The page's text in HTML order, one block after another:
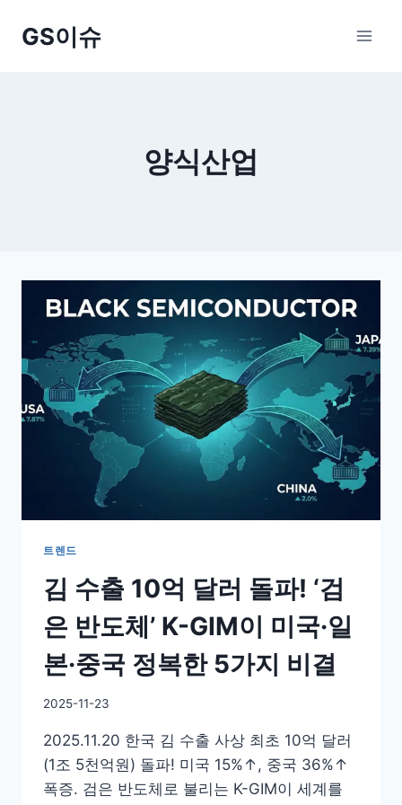
GS이슈
양식산업
트렌드
김 수출 10억 달러 돌파! ‘검
은 반도체’ K-GIM이 미국·일
본·중국 정복한 5가지 비결
By
이
슈
2025-11-23
2025.11.20 한국 김 수출 사상 최초 10억 달러
(1조 5천억원) 돌파! 미국 15%↑, 중국 36%↑
폭증. 검은 반도체로 불리는 K-GIM이 세계를